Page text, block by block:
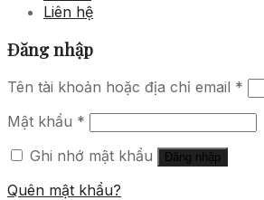
Liên hệ
Đăng nhập
Tên tài khoản hoặc địa chỉ email *
Mật khẩu *
Ghi nhớ mật khẩu
Đăng nhập
Quên mật khẩu?